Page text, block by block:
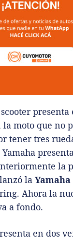
presenta
la moto que no
tener tres
la
la
Ahora la
a fondo.
en dos